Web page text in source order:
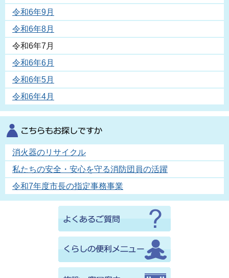
令和6年9月
令和6年8月
令和6年7月
令和6年6月
令和6年5月
令和6年4月
消火器のリサイクル
私たちの安全・安心を守る消防団員の活躍
令和7年度市長の指定事務事業